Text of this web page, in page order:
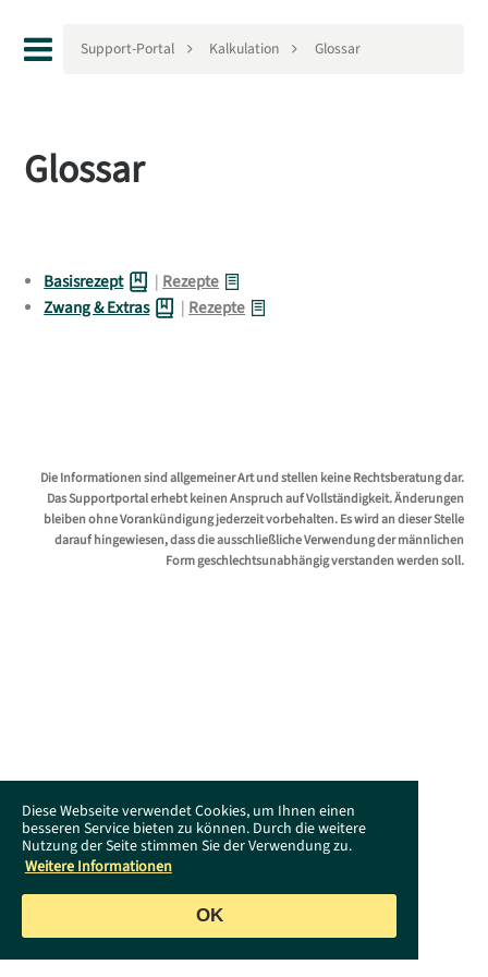
Diese Webseite verwendet Cookies, um Ihnen einen
besseren Service bieten zu können. Durch die weitere
Nutzung der Seite stimmen Sie der Verwendung zu.
Weitere Informationen
OK
Support-Portal Kalkulation Glossar
Glossar
Basisrezept | Rezepte
Zwang & Extras
| Rezepte
Die Informationen sind allgemeiner Art und stellen keine Rechtsberatung dar.
Das Supportportal erhebt keinen Anspruch auf Vollständigkeit. Änderungen
bleiben ohne Vorankündigung jederzeit vorbehalten. Es wird an dieser Stelle
darauf hingewiesen, dass die ausschließliche Verwendung der männlichen
Form geschlechtsunabhängig verstanden werden soll.